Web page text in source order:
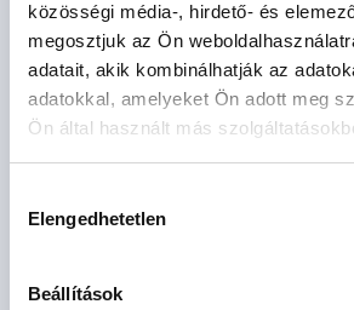
közösségi média-, hirdető- és
megosztjuk az Ön
adatait, akik kombinálhatják az
adatokkal, amelyeket Ön adott meg
Ön által használt más
kiválasztása
Elengedhetetlen
Beállítások
Dagály Park III. ütem
Budapest XIII. kerület, Vizafogó, Jakab
67.7 - 184.8 M Ft
33 - 90 m2